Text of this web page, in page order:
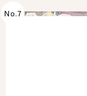
No.7